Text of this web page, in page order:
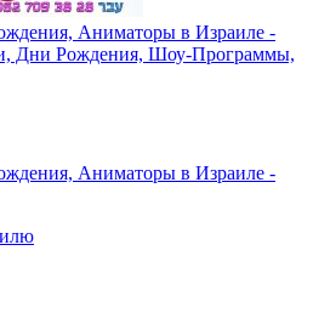
Аниматоры в Израиле -
Дни Рождения, Шоу-Программы,
Аниматоры в Израиле -